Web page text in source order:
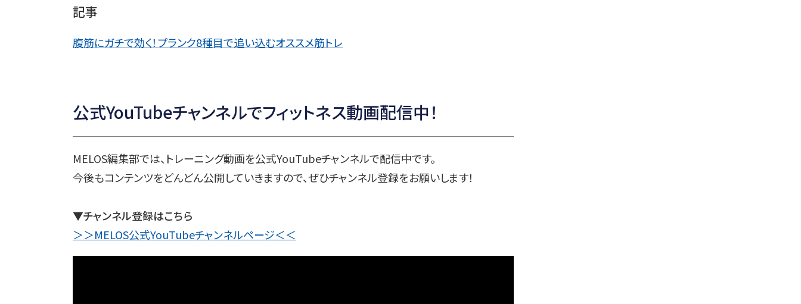
記事
腹筋にガチで効く！プランク8種目で追い込むオススメ筋トレ
公式YouTubeチャンネルでフィットネス動画配信中！
MELOS編集部では、トレーニング動画を公式YouTubeチャンネルで配信中です。
今後もコンテンツをどんどん公開していきますので、ぜひチャンネル登録をお願いします！
▼チャンネル登録はこちら
＞＞MELOS公式YouTubeチャンネルページ＜＜